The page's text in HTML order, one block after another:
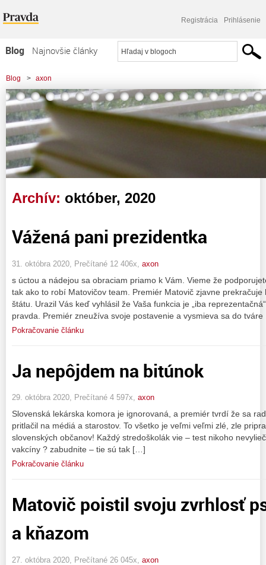
Registrácia Prihlásenie
Blog
Najnovšie články
Najčítanejšie články
Najkomentovanejšie články
Zoznam blogov
Komerčné blogy
Blog > axon
Archív: október, 2020
Vážená pani prezidentka
31. októbra 2020, Prečítané 12 406x, axon
s úctou a nádejou sa obraciam priamo k Vám. Vieme že
tak ako to robí Matovičov team. Premiér Matovič zjavne
štátu. Urazil Vás keď vyhlásil že Vaša funkcia je „iba
pravda. Premiér zneužíva svoje postavenie a vysmieva sa do
Pokračovanie článku
Ja nepôjdem na bitúnok
29. októbra 2020, Prečítané 4 597x, axon
Slovenská lekárska komora je ignorovaná, a premiér tvrdí že sa
pritlačil na médiá a starostov. To všetko je veľmi veľmi zlé, zle
slovenských občanov! Každý stredoškolák vie – test nikoho
vakcíny ? zabudnite – tie sú tak […]
Pokračovanie článku
Matovič poistil svoju zvrhlosť
a kňazom
27. októbra 2020, Prečítané 26 045x, axon